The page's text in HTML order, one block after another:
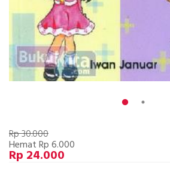
Rp 30.000
Hemat Rp 6.000
Rp 24.000